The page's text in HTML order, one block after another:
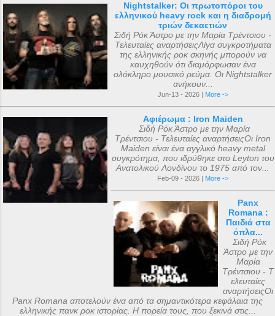
Nightstalker: Οι πρωτοπόροι του
ελληνικού heavy rock και η διαδρομή
τριών δεκαετιών
Σιδή Ρόκ Άστρο με την Μαρία Τρέντσιου -
Τελευταίες αναρτήσειςΛίγα συγκροτήματα
της ελληνικής ροκ σκηνής μπορούν να
καυχηθούν ότι διαμόρφωσαν ένα
ολόκληρο μουσικό ρεύμα. Οι Nightstalker
ανήκουν...
Jun-13 - 2026 | More ->
Αφιέρωμα : Iron Maiden
Σιδή Ρόκ Άστρο με την Μαρία
Τρέντσιου - Τελευταίες αναρτήσειςΟι Iron
Maiden είναι ένα αγγλικό heavy metal
συγκρότημα, που ιδρύθηκε στο Leyton του
Ανατολικού Λονδίνου το 1975 από τον...
Feb-09 - 2026 | More ->
Panx
Romana :
Παιδιά στα
όπλα...
Σιδή Ρόκ
Άστρο με την
Μαρία
Τρέντσιου - Τ
ελευταίες
αναρτήσειςΟι
Panx Romana αποτελούν ένα από τα σημαντικότερα κεφάλαια της
ελληνικής πανκ ροκ ιστορίας. Η πορεία τους, που ξεκινά στις...